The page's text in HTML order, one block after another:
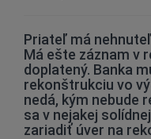
Priateľ má
Má ešte záznam v
doplatený. Banka
rekonštrukciu vo
nedá, kým nebude
sa v nejakej
zariadiť úver na